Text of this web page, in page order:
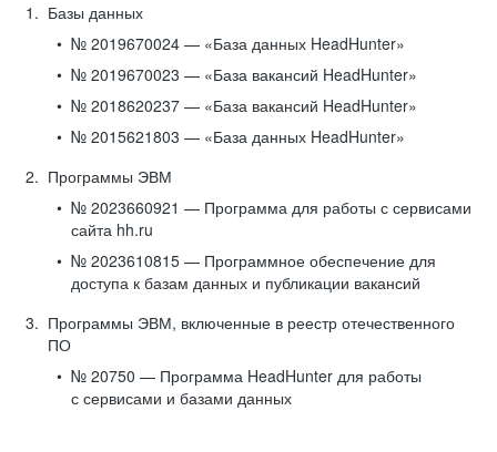
Базы данных
№ 2019670024 — «База данных HeadHunter»
№ 2019670023 — «База вакансий HeadHunter»
№ 2018620237 — «База вакансий HeadHunter»
№ 2015621803 — «База данных HeadHunter»
Программы ЭВМ
№ 2023660921 — Программа для работы с сервисами
сайта hh.ru
№ 2023610815 — Программное обеспечение для
доступа к базам данных и публикации вакансий
Программы ЭВМ, включенные в реестр отечественного
ПО
№ 20750 — Программа HeadHunter для работы
с сервисами и базами данных